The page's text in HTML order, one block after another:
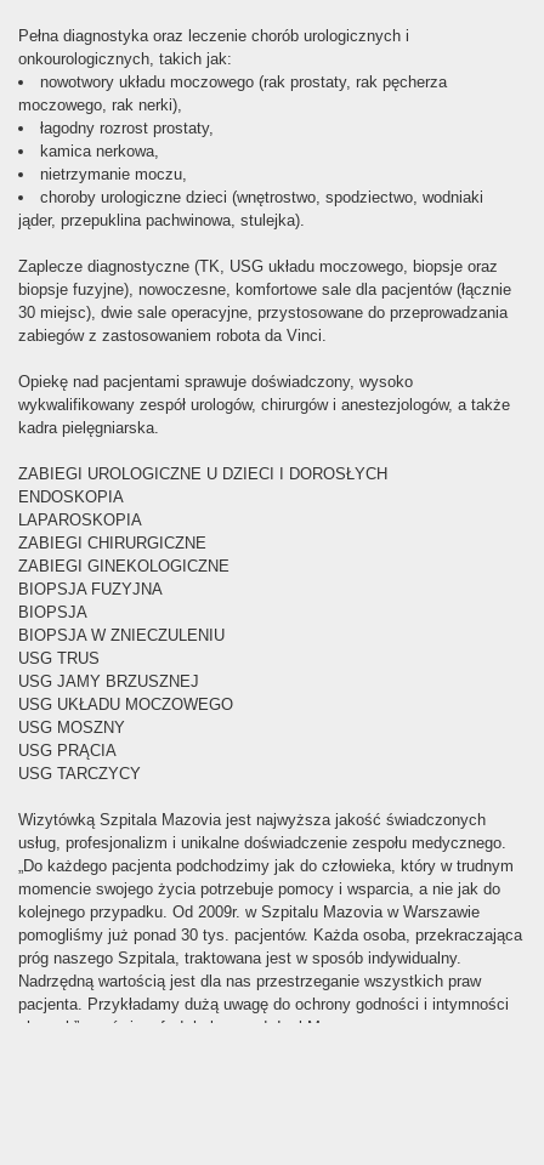
Pełna diagnostyka oraz leczenie chorób urologicznych i
onkourologicznych, takich jak:
nowotwory układu moczowego (rak prostaty, rak pęcherza
moczowego, rak nerki),
łagodny rozrost prostaty,
kamica nerkowa,
nietrzymanie moczu,
choroby urologiczne dzieci (wnętrostwo, spodziectwo, wodniaki
jąder, przepuklina pachwinowa, stulejka).
Zaplecze diagnostyczne (TK, USG układu moczowego, biopsje oraz
biopsje fuzyjne), nowoczesne, komfortowe sale dla pacjentów (łącznie
30 miejsc), dwie sale operacyjne, przystosowane do przeprowadzania
zabiegów z zastosowaniem robota da Vinci.
Opiekę nad pacjentami sprawuje doświadczony, wysoko
wykwalifikowany zespół urologów, chirurgów i anestezjologów, a także
kadra pielęgniarska.
ZABIEGI UROLOGICZNE U DZIECI I DOROSŁYCH
ENDOSKOPIA
LAPAROSKOPIA
ZABIEGI CHIRURGICZNE
ZABIEGI GINEKOLOGICZNE
BIOPSJA FUZYJNA
BIOPSJA
BIOPSJA W ZNIECZULENIU
USG TRUS
USG JAMY BRZUSZNEJ
USG UKŁADU MOCZOWEGO
USG MOSZNY
USG PRĄCIA
USG TARCZYCY
Wizytówką Szpitala Mazovia jest najwyższa jakość świadczonych
usług, profesjonalizm i unikalne doświadczenie zespołu medycznego.
„Do każdego pacjenta podchodzimy jak do człowieka, który w trudnym
momencie swojego życia potrzebuje pomocy i wsparcia, a nie jak do
kolejnego przypadku. Od 2009r. w Szpitalu Mazovia w Warszawie
pomogliśmy już ponad 30 tys. pacjentów. Każda osoba, przekraczająca
próg naszego Szpitala, traktowana jest w sposób indywidualny.
Nadrzędną wartością jest dla nas przestrzeganie wszystkich praw
pacjenta. Przykładamy dużą uwagę do ochrony godności i intymności
chorych” – mówi prof. dr hab.n.med. Igal Mor.